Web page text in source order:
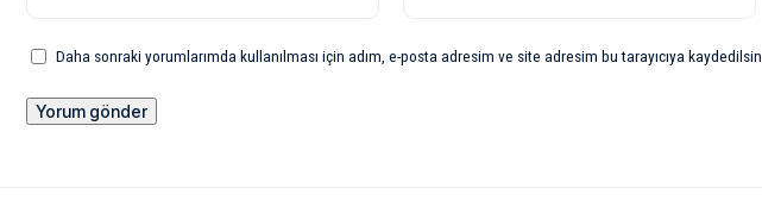
Daha sonraki yorumlarımda kullanılması için adım, e-posta adresim ve site adresim bu tarayıcıya kaydedilsin.